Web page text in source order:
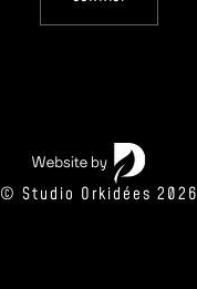
© Studio Orkidées 2026